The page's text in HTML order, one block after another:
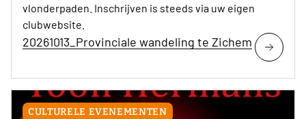
vlonderpaden. Inschrijven is steeds via uw eigen
clubwebsite.
20261013_Provinciale wandeling te Zichem
CULTURELE EVENEMENTEN